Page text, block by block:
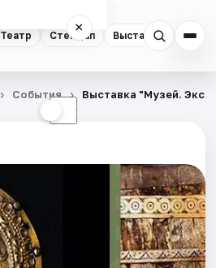
Театр Стендап Выставки
×
☾
События Выставка "Музей.